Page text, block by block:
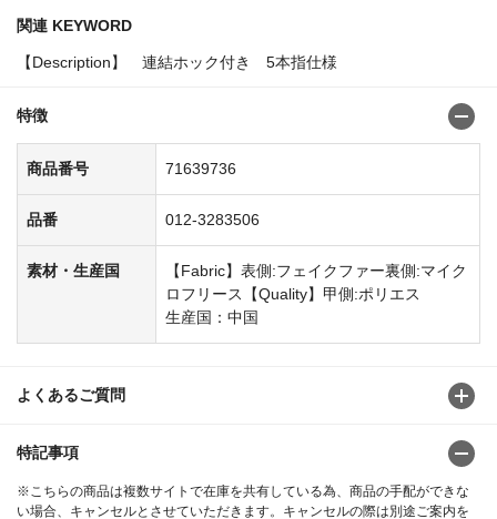
関連 KEYWORD
【Description】 連結ホック付き 5本指仕様
特徴
商品番号 71639736
品番 012-3283506
素材・生産国
【Fabric】表側:フェイクファー裏側:マイク
ロフリース【Quality】甲側:ポリエス
生産国：中国
よくあるご質問
特記事項
※こちらの商品は複数サイトで在庫を共有している為、商品の手配ができな
い場合、キャンセルとさせていただきます。キャンセルの際は別途ご案内を